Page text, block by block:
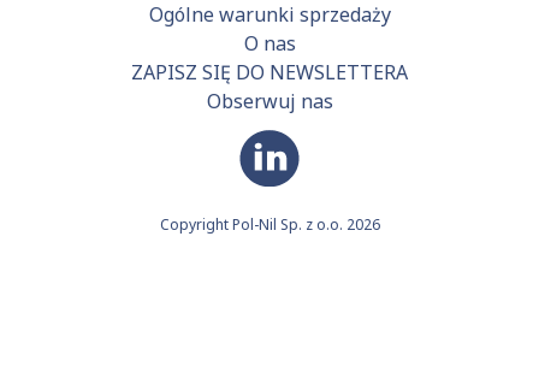
Ogólne warunki sprzedaży
O nas
ZAPISZ SIĘ DO NEWSLETTERA
Obserwuj nas
Copyright Pol-Nil Sp. z o.o. 2026